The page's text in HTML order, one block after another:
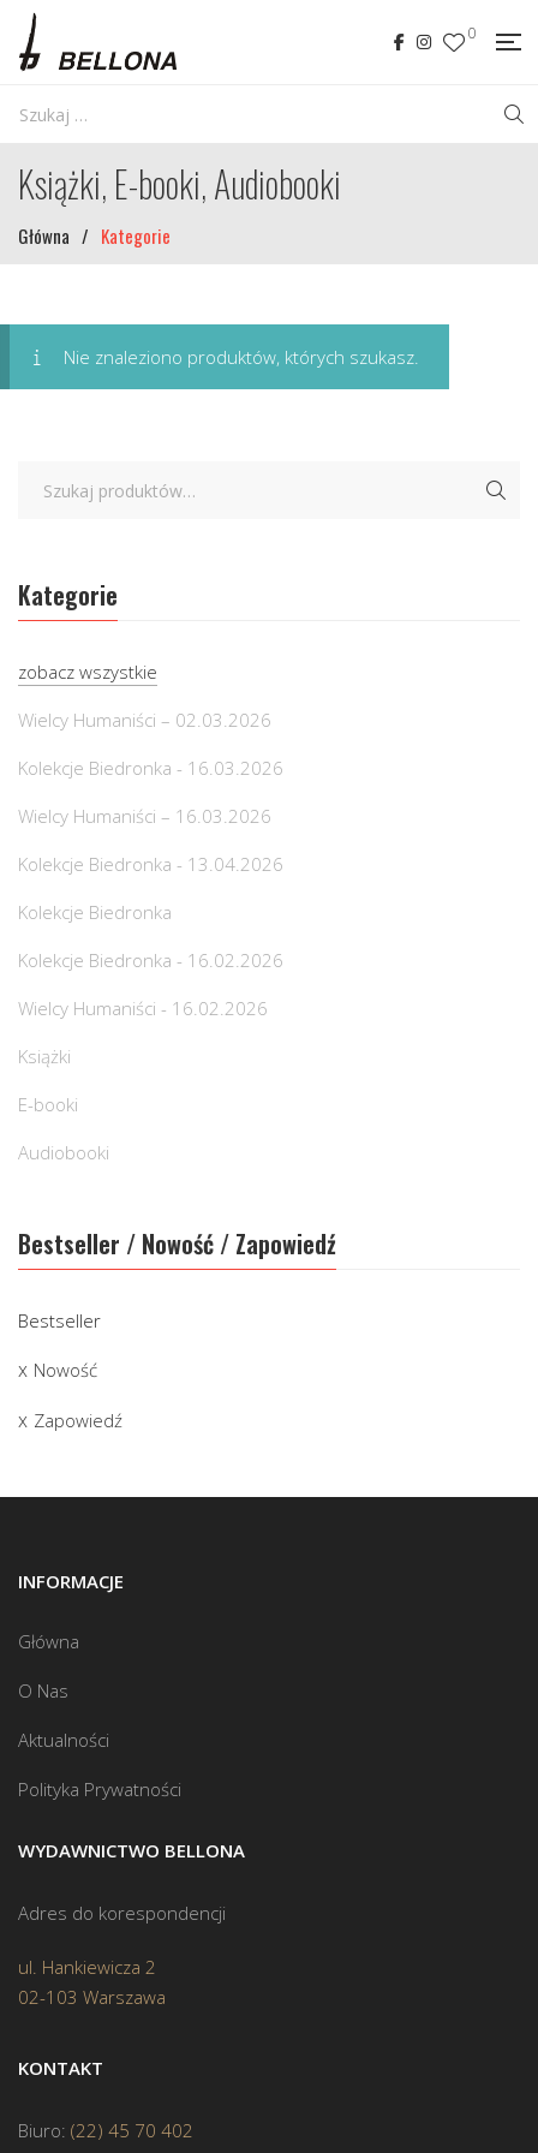
0
Książki, E-booki, Audiobooki
Główna / Kategorie
Nie znaleziono produktów, których szukasz.
Kategorie
zobacz wszystkie
Wielcy Humaniści – 02.03.2026
Kolekcje Biedronka - 16.03.2026
Wielcy Humaniści – 16.03.2026
Kolekcje Biedronka - 13.04.2026
Kolekcje Biedronka
Kolekcje Biedronka - 16.02.2026
Wielcy Humaniści - 16.02.2026
Książki
E-booki
Audiobooki
Bestseller / Nowość / Zapowiedź
Bestseller
Nowość
Zapowiedź
INFORMACJE
Główna
O Nas
Aktualności
Polityka Prywatności
WYDAWNICTWO BELLONA
Adres do korespondencji
ul. Hankiewicza 2
02-103 Warszawa
KONTAKT
Biuro: (22) 45 70 402